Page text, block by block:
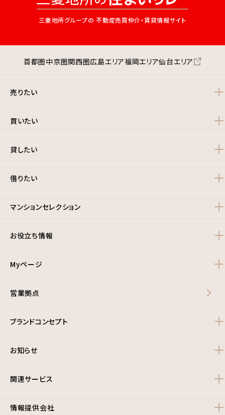
三菱地所グループの 不動産売買仲介・賃貸情報サイト
首都圏中京圏関西圏広島エリア福岡エリア仙台エリア
売りたい
買いたい
貸したい
借りたい
マンションセレクション
お役立ち情報
Myページ
営業拠点
ブランドコンセプト
お知らせ
関連サービス
情報提供会社